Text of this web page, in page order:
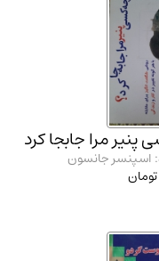
مرا جابجا کرد
اسپنسر جانسون
تومان